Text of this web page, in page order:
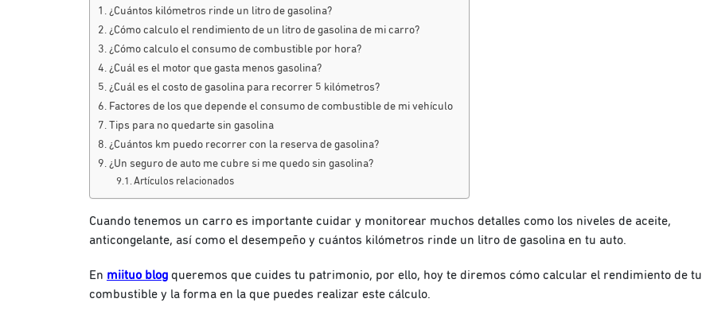
¿Cuántos kilómetros rinde un litro de gasolina?
¿Cómo calculo el rendimiento de un litro de gasolina de mi carro?
¿Cómo calculo el consumo de combustible por hora?
¿Cuál es el motor que gasta menos gasolina?
¿Cuál es el costo de gasolina para recorrer 5 kilómetros?
Factores de los que depende el consumo de combustible de mi vehículo
Tips para no quedarte sin gasolina
¿Cuántos km puedo recorrer con la reserva de gasolina?
¿Un seguro de auto me cubre si me quedo sin gasolina?
Artículos relacionados
Cuando tenemos un carro es importante cuidar y monitorear muchos detalles como los niveles de aceite,
anticongelante, así como el desempeño y cuántos kilómetros rinde un litro de gasolina en tu auto.
En miituo blog queremos que cuides tu patrimonio, por ello, hoy te diremos cómo calcular el rendimiento de tu
combustible y la forma en la que puedes realizar este cálculo.